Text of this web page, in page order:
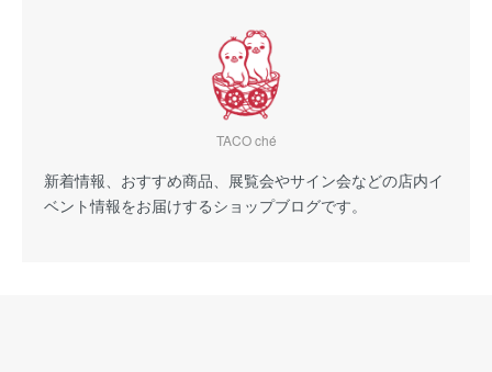
TACO ché
新着情報、おすすめ商品、展覧会やサイン会などの店内イ
ベント情報をお届けするショップブログです。